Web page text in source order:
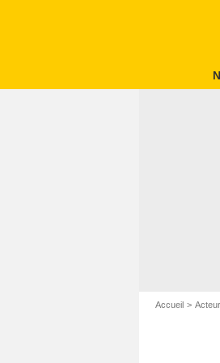
Accueil Acteur